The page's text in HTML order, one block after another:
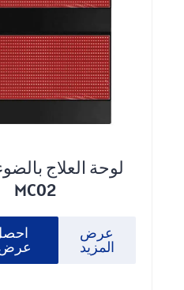
لوحة العلاج
MC02
عرض
المزيد عرض